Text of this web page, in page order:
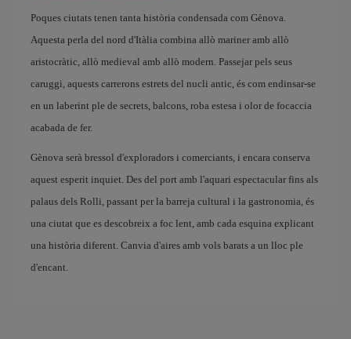
Poques ciutats tenen tanta història condensada com Gènova.
Aquesta perla del nord d'Itàlia combina allò mariner amb allò
aristocràtic, allò medieval amb allò modern. Passejar pels seus
caruggi, aquests carrerons estrets del nucli antic, és com endinsar-se
en un laberint ple de secrets, balcons, roba estesa i olor de focaccia
acabada de fer.
Gènova serà bressol d'exploradors i comerciants, i encara conserva
aquest esperit inquiet. Des del port amb l'aquari espectacular fins als
palaus dels Rolli, passant per la barreja cultural i la gastronomia, és
una ciutat que es descobreix a foc lent, amb cada esquina explicant
una història diferent. Canvia d'aires amb vols barats a un lloc ple
d'encant.